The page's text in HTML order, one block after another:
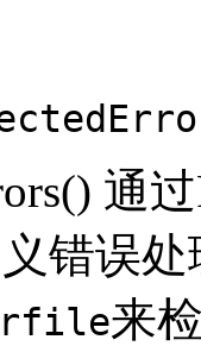
通
错误
来